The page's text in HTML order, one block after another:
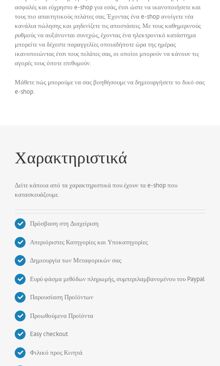
ασφαλές και εύχρηστο e-shop για εσάς, έτσι ώστε να ικανοποιήσετε και
τους πιο απαιτητικούς πελάτες σας. Έχοντας ένα e-shop ανοίγετε νέα
κανάλια πώλησης και μηδενίζετε τις αποστάσεις. Με τους καθημερινούς
ρυθμούς να αυξάνονται συνεχώς, έχοντας ένα ηλεκτρονικό κατάστημα
μπορείτε να δέχεστε παραγγελίες οποιαδήποτε ώρα της ημέρας
ικανοποιώντας έτσι τους πελάτες σας, οι οποίοι μπορούν να κάνουν τις
αγορές τους όποτε επιθυμούν.
Μάθετε πώς μπορούμε να σας βοηθήσουμε να δημιουργήσετε το δικό σας
e-shop.
Χαρακτηριστικά
Δείτε κάποια από τα χαρακτηριστικά που έχουν τα e-shop που
κατασκευάζουμε.
Πρόσβαση στη Διαχείριση
Απεριόριστες Κατηγορίες και Υποκατηγορίες
Δημιουργία των Μεταφορικών σας
Ευρύ φάσμα μεθόδων πληρωμής, συμπεριλαμβανομένου του Paypal
Παρουσίαση Προϊόντων
Προωθούμενα Προϊόντα
Easy checkout
Φιλικό προς Κινητά